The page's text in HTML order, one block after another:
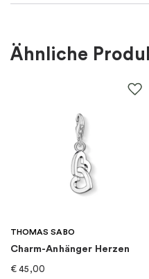
Kollektion: Disney
Ähnliche
THOMAS SABO
Charm-Anhänger Herzen
€ 45,00